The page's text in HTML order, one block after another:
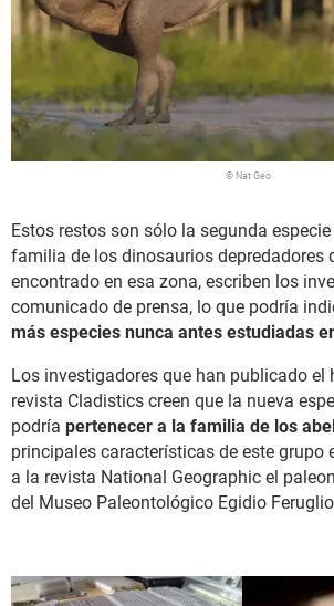
© Nat Geo
Estos restos son sólo la segunda
familia de los dinosaurios depredadores
encontrado en esa zona, escriben los
comunicado de prensa, lo que podría
más especies nunca antes estudiadas
Los investigadores que han publicado el
revista Cladistics creen que la nueva
podría pertenecer a la familia de los
principales características de este grupo
a la revista National Geographic el
del Museo Paleontológico Egidio